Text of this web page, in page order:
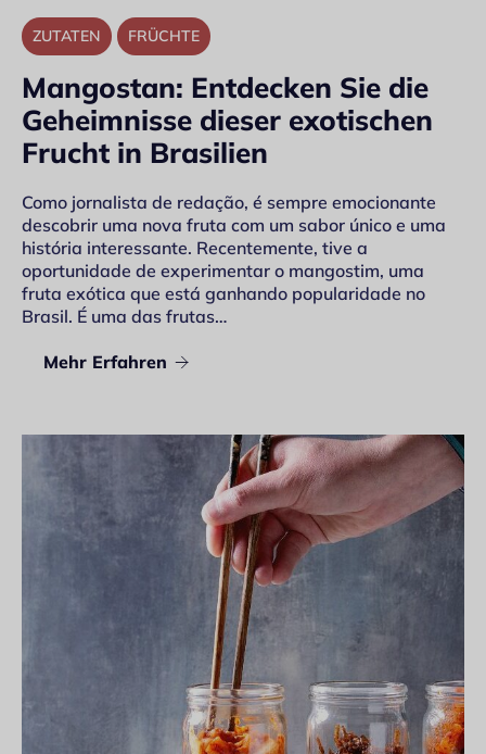
ZUTATEN FRÜCHTE
Mangostan: Entdecken Sie die
Geheimnisse dieser exotischen
Frucht in Brasilien
Como jornalista de redação, é sempre emocionante
descobrir uma nova fruta com um sabor único e uma
história interessante. Recentemente, tive a
oportunidade de experimentar o mangostim, uma
fruta exótica que está ganhando popularidade no
Brasil. É uma das frutas…
Mehr Erfahren